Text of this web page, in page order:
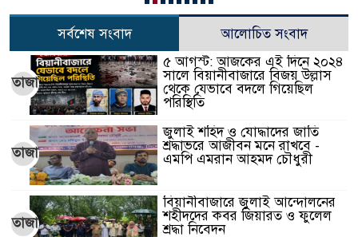
সর্বশেষ সংবাদ
আলোচিত সংবাদ
৫ আগস্ট: আজকের এই দিনে ২০২৪
সালে বিয়ানীবাজারে বিজয় উল্লাস
থেকে যেভাবে বদলে গিয়েছিল
পরিস্থিতি
তাজা
জুলাই শহিদ ও যোদ্ধাদের জাতি
শ্রদ্ধাভরে আজীবন মনে রাখবে -
এমপি এমরান আহমদ চৌধুরী
তাজা
বিয়ানীবাজারে জুলাই আন্দোলনের
শহীদদের কবর জিয়ারত ও ফুলেল
শ্রদ্ধা নিবেদন
তাজা